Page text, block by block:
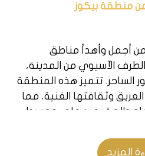
منطقة بيكوز
أجمل وأهدأ مناطق
الآسيوي من المدينة،
تتميز هذه المنطقة
وثقافتها الغنية، مما
والمقيمين على حد سواء.
بالمناظر البانورامية
واليخوت، والتجول في
المزيد